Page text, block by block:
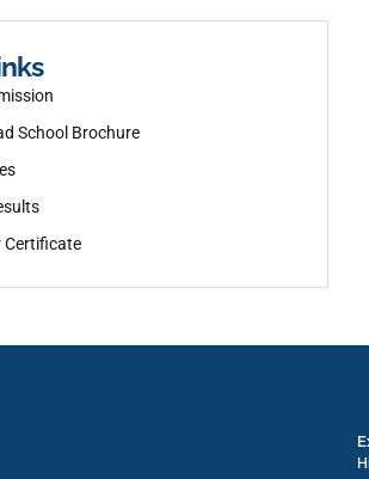
School Brochure
Certificate